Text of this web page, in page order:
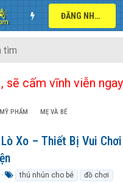
ĐĂNG NHẬP
sẽ cấm vĩnh viễn
PHẨM MẸ VÀ BÉ
Xo – Thiết Bị Vui
thú nhún cho bé đồ chơi